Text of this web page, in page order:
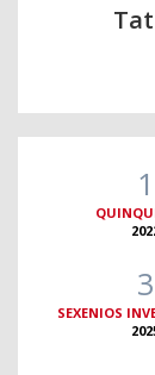
1
3
SEXENIOS